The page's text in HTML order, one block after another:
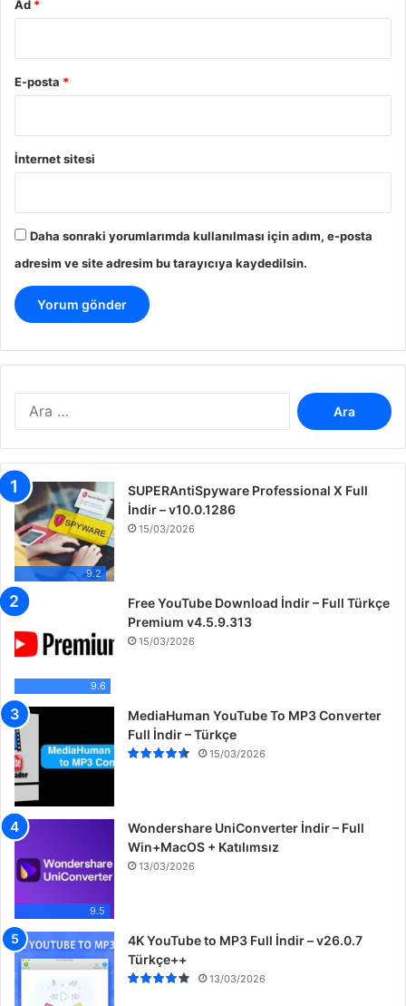
Ad *
E-posta *
İnternet sitesi
Daha sonraki yorumlarımda kullanılması için adım, e-posta
adresim ve site adresim bu tarayıcıya kaydedilsin.
A
m
:
9.2
SUPERAntiSpyware Professional X Full
İndir – v10.0.1286
15/03/2026
9.6
Free YouTube Download İndir – Full Türkçe
Premium v4.5.9.313
15/03/2026
MediaHuman YouTube To MP3 Converter
Full İndir – Türkçe
15/03/2026
9.5
Wondershare UniConverter İndir – Full
Win+MacOS + Katılımsız
13/03/2026
4K YouTube to MP3 Full İndir – v26.0.7
Türkçe++
13/03/2026